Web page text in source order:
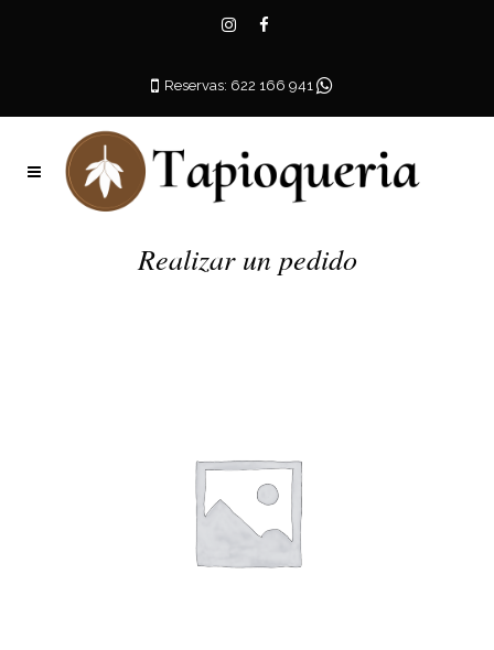
Reservas: 622 166 941
Realizar un pedido